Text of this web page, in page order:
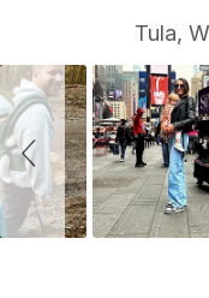
d
e
s
h
o
w
Tula,